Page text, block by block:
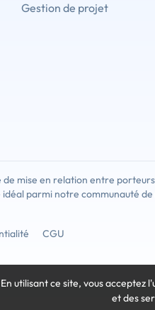
Gestion de projet
mise en relation entre
parmi notre communauté
CGU
En utilisant ce site, vous acceptez
et des